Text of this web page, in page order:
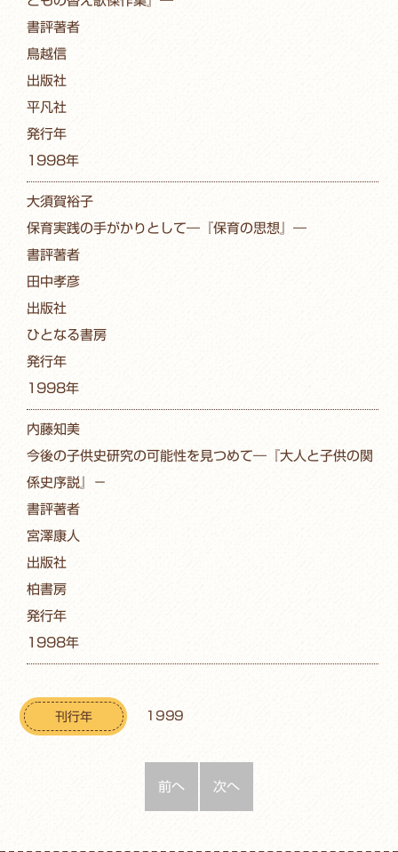
書評著者
鳥越信
出版社
平凡社
発行年
1998年
大須賀裕子
保育実践の手がかりとして―『保育の思想』―
書評著者
田中孝彦
出版社
ひとなる書房
発行年
1998年
内藤知美
今後の子供史研究の可能性を見つめて―『大人と子供の関
係史序説』－
書評著者
宮澤康人
出版社
柏書房
発行年
1998年
刊行年 1999
前へ 次へ